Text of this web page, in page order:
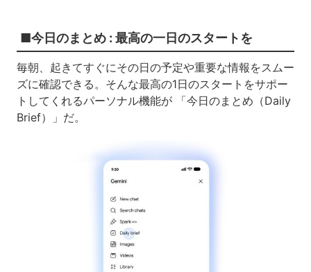
■今日のまとめ : 最高の一日のスタートを
毎朝、起きてすぐにその日の予定や重要な情報をスムー
ズに確認できる。そんな最高の1日のスタートをサポー
トしてくれるパーソナル機能が 「今日のまとめ（Daily
Brief）」だ。